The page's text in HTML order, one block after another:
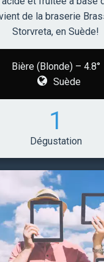
de la braserie
Storvreta, en Suède!
Bière (Blonde) – 4.8°
Suède
1
Dégustation